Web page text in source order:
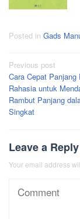
Posted in Gads
Post
Previous post
Cara Cepat Panjang
Rahasia untuk
Rambut Panjang
Singkat
Leave a Reply
Your email address